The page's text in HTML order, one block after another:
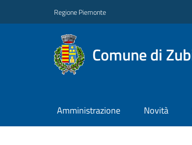
Regione Piemonte
Comune di
Amministrazione Novità